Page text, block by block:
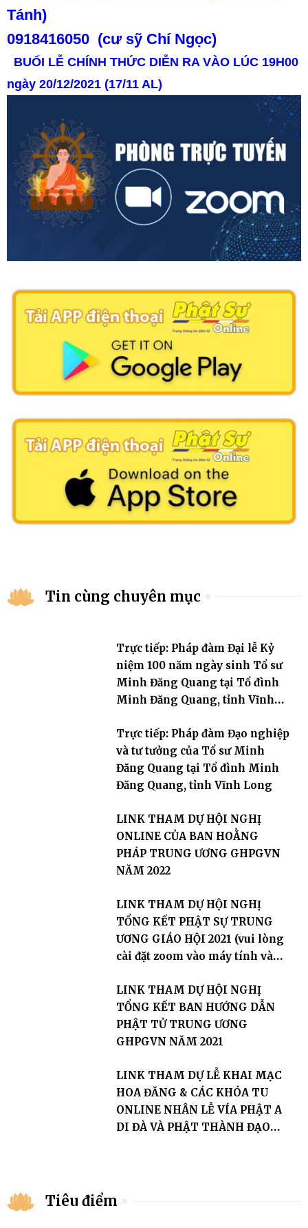
Tánh)
0918416050 (cư sỹ Chí Ngọc)
BUỔI LỄ CHÍNH THỨC DIỄN RA VÀO LÚC 19H00
ngày 20/12/2021 (17/11 AL)
Tin cùng chuyên mục
Trực tiếp: Pháp đàm Đại lễ Kỷ
niệm 100 năm ngày sinh Tổ sư
Minh Đăng Quang tại Tổ đình
Minh Đăng Quang, tỉnh Vĩnh
Trực tiếp: Pháp đàm Đạo nghiệp
và tư tưởng của Tổ sư Minh
Đăng Quang tại Tổ đình Minh
Đăng Quang, tỉnh Vĩnh Long
LINK THAM DỰ HỘI NGHỊ
ONLINE CỦA BAN HOẰNG
PHÁP TRUNG ƯƠNG GHPGVN
NĂM 2022
LINK THAM DỰ HỘI NGHỊ
TỔNG KẾT PHẬT SỰ TRUNG
ƯƠNG GIÁO HỘI 2021 (vui lòng
cài đặt zoom vào máy tính và
LINK THAM DỰ HỘI NGHỊ
TỔNG KẾT BAN HƯỚNG DẪN
PHẬT TỬ TRUNG ƯƠNG
GHPGVN NĂM 2021
LINK THAM DỰ LỄ KHAI MẠC
HOA ĐĂNG & CÁC KHÓA TU
ONLINE NHÂN LỄ VÍA PHẬT A
DI ĐÀ VÀ PHẬT THÀNH ĐẠO
Tiêu điểm